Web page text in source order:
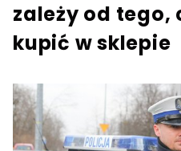
zależy od tego,
kupić w sklepie